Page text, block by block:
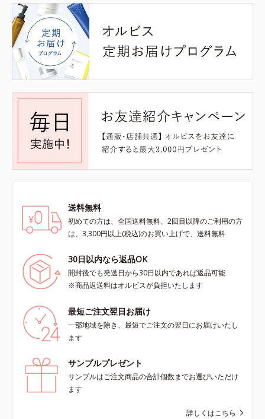
送料無料
初めての方は、全国送料無料、2回目以降のご利用の方
は、3,300円以上(税込)のお買い上げで、送料無料
30日以内なら返品OK
開封後でも発送日から30日以内であれば返品可能
※商品返送料はオルビスが負担いたします
最短ご注文翌日お届け
一部地域を除き、最短でご注文の翌日にお届けいたし
ます
サンプルプレゼント
サンプルはご注文商品の合計個数までお選びいただけ
ます
詳しくはこちら